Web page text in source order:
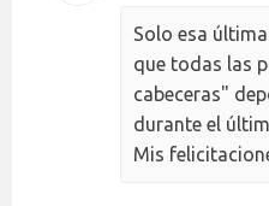
Solo esa
que todas las
cabeceras"
durante el
Mis